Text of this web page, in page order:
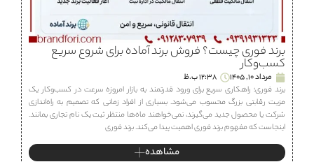
برند فوری چیست؟ فروش برند آماده برای شروع سریع
کسب‌وکار
مرداد 10, 1405
12:38 ب.ظ
برند فوری؛ راهکاری سریع برای ورود قدرتمند به بازار امروزه سرعت در کسب‌وکار یک
مزیت رقابتی بزرگ محسوب می‌شود. بسیاری از افراد زمانی که تصمیم به راه‌اندازی
شرکت یا محصول جدید می‌گیرند، نمی‌خواهند ماه‌ها منتظر ثبت یک نام تجاری بمانند.
اینجاست که مفهوم برند فوری اهمیت پیدا می‌کند. برند فوری
مشاهده